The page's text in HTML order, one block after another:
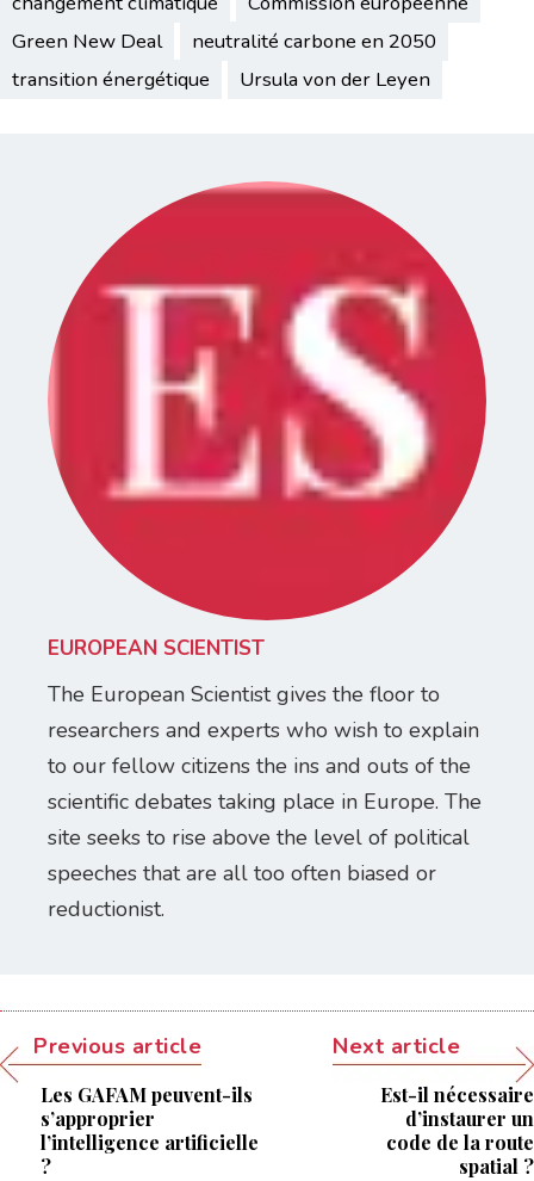
Green New Deal
neutralité carbone en 2050
transition énergétique
Ursula von der Leyen
EUROPEAN SCIENTIST
The European Scientist gives the floor to
researchers and experts who wish to explain
to our fellow citizens the ins and outs of the
scientific debates taking place in Europe. The
site seeks to rise above the level of political
speeches that are all too often biased or
reductionist.
Previous article
Les GAFAM peuvent-ils
s’approprier
l’intelligence artificielle
?
Next article
Est-il nécessaire
d’instaurer un
code de la route
spatial ?